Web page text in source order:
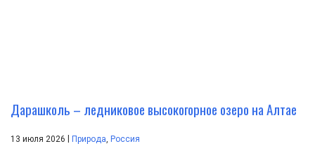
Дарашколь – ледниковое высокогорное озеро на Алтае
13 июля 2026 Природа, Россия